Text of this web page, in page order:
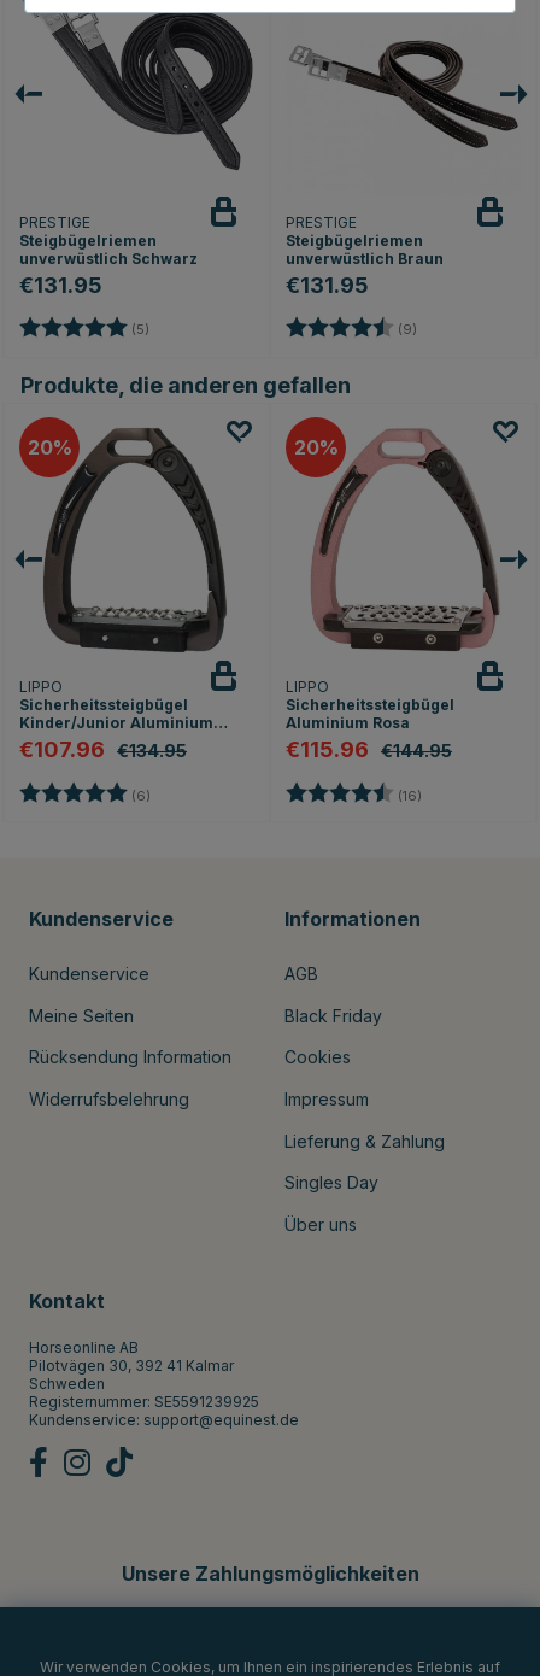
PRESTIGE
Steigbügelriemen
unverwüstlich Schwarz
€131.95
Bewertung: (5)
PRESTIGE
Steigbügelriemen
unverwüstlich Braun
€131.95
Bewertung: (9)
Produkte, die anderen gefallen
20
LIPPO
Sicherheitssteigbügel
Kinder/Junior Aluminium
Braun
€107.96 €134.95
Bewertung: (6)
20
LIPPO
Sicherheitssteigbügel
Aluminium Rosa
€115.96 €144.95
Bewertung: (16)
Kundenservice
Kundenservice
Meine Seiten
Rücksendung Information
Widerrufsbelehrung
Informationen
AGB
Black Friday
Cookies
Impressum
Lieferung & Zahlung
Singles Day
Über uns
Kontakt
Horseonline AB
Pilotvägen 30, 392 41 Kalmar
Schweden
Registernummer: SE5591239925
Kundenservice: support@equinest.de
Unsere Zahlungsmöglichkeiten
Wir verwenden Cookies, um Ihnen ein inspirierendes Erlebnis auf